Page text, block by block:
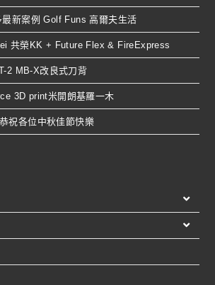
新案例 Golf Funs 高爾夫生活
共榮KK + Future Flex & FireExpress
2 MB-X改良式刀背
3D print米開朗基羅一木
祝各位中秋佳節快樂